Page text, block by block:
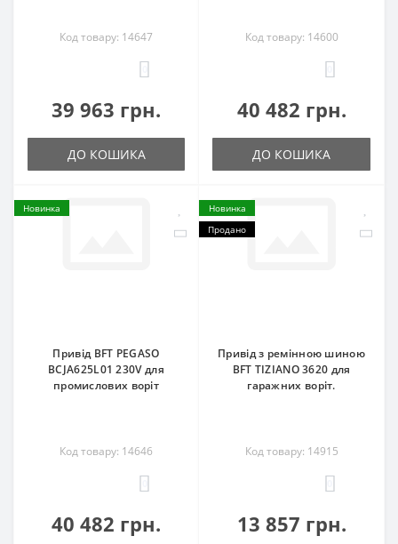
Код товару: 14647
39 963 грн.
ДО КОШИКА
Код товару: 14600
40 482 грн.
ДО КОШИКА
Новинка
Привід BFT PEGASO
BCJA625L01 230V для
промислових воріт
Код товару: 14646
40 482 грн.
Новинка
Продано
Привід з ремінною шиною
BFT TIZIANO 3620 для
гаражних воріт.
Код товару: 14915
13 857 грн.